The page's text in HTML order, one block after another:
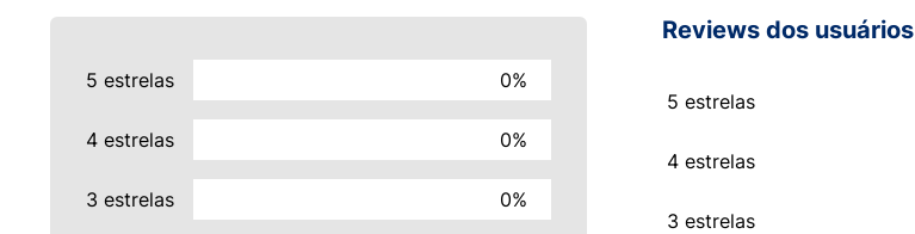
5 estrelas 0%
4 estrelas 0%
3 estrelas 0%
Reviews dos usuários
5 estrelas
4 estrelas
3 estrelas